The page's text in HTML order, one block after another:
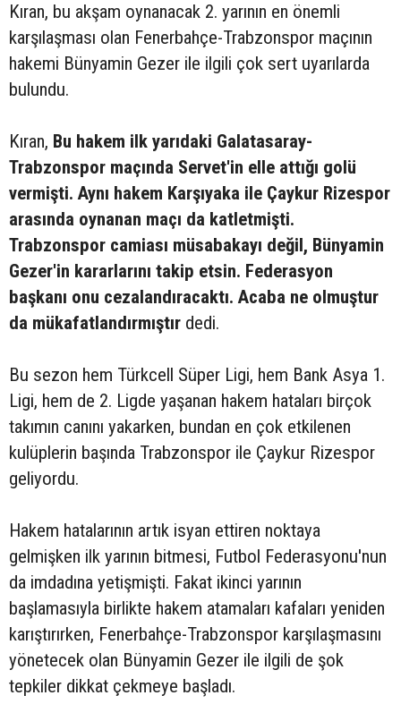
Kıran, bu akşam oynanacak 2. yarının en önemli
karşılaşması olan Fenerbahçe-Trabzonspor maçının
hakemi Bünyamin Gezer ile ilgili çok sert uyarılarda
bulundu.
Kıran,  Bu hakem ilk yarıdaki Galatasaray-
Trabzonspor maçında Servet'in elle attığı golü
vermişti. Aynı hakem Karşıyaka ile Çaykur Rizespor
arasında oynanan maçı da katletmişti.
Trabzonspor camiası müsabakayı değil, Bünyamin
Gezer'in kararlarını takip etsin. Federasyon
başkanı onu cezalandıracaktı. Acaba ne olmuştur
da mükafatlandırmıştır dedi.
Bu sezon hem Türkcell Süper Ligi, hem Bank Asya 1.
Ligi, hem de 2. Ligde yaşanan hakem hataları birçok
takımın canını yakarken, bundan en çok etkilenen
kulüplerin başında Trabzonspor ile Çaykur Rizespor
geliyordu.
Hakem hatalarının artık isyan ettiren noktaya
gelmişken ilk yarının bitmesi, Futbol Federasyonu'nun
da imdadına yetişmişti. Fakat ikinci yarının
başlamasıyla birlikte hakem atamaları kafaları yeniden
karıştırırken, Fenerbahçe-Trabzonspor karşılaşmasını
yönetecek olan Bünyamin Gezer ile ilgili de şok
tepkiler dikkat çekmeye başladı.